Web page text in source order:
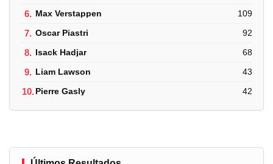
6. Max Verstappen 109
7. Oscar Piastri 92
8. Isack Hadjar 68
9. Liam Lawson 43
10.Pierre Gasly 42